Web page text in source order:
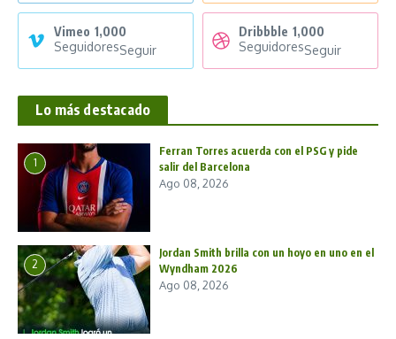
Vimeo 1,000
SeguidoresSeguir
Dribbble 1,000
SeguidoresSeguir
Lo más destacado
1
Ferran Torres acuerda con el PSG y pide
salir del Barcelona
Ago 08, 2026
2
Jordan Smith brilla con un hoyo en uno en el
Wyndham 2026
Ago 08, 2026